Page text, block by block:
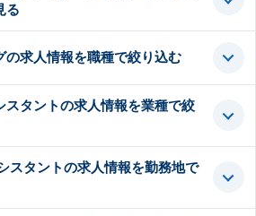
る
の求人情報を職種で絞り込む
スタントの求人情報を業種で絞
スタントの求人情報を勤務地で